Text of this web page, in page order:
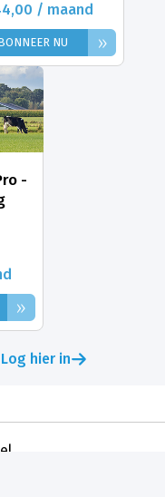
/ maand
NU »
-
»
Log hier in